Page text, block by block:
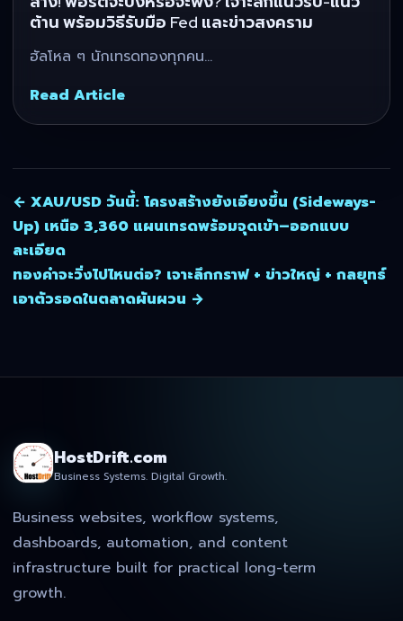
ต้าน พร้อมวิธีรับมือ Fed และข่าวสงคราม
ฮัลโหล ๆ นักเทรดทองทุกคน…
Read Article
← XAU/USD วันนี้: โครงสร้างยังเอียงขึ้น (Sideways-
Up) เหนือ 3,360 แผนเทรดพร้อมจุดเข้า–ออกแบบ
ละเอียด
ทองคำจะวิ่งไปไหนต่อ? เจาะลึกกราฟ + ข่าวใหญ่ + กลยุทธ์
เอาตัวรอดในตลาดผันผวน →
HostDrift.com
Business Systems. Digital Growth.
Business websites, workflow systems,
dashboards, automation, and content
infrastructure built for practical long-term
growth.